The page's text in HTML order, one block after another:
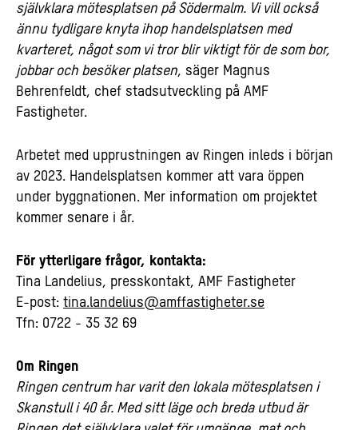
självklara mötesplatsen på Södermalm. Vi vill också
ännu tydligare knyta ihop handelsplatsen med
kvarteret, något som vi tror blir viktigt för de som bor,
jobbar och besöker platsen, säger Magnus
Behrenfeldt, chef stadsutveckling på AMF
Fastigheter.
Arbetet med upprustningen av Ringen inleds i början
av 2023. Handelsplatsen kommer att vara öppen
under byggnationen. Mer information om projektet
kommer senare i år.
För ytterligare frågor, kontakta:
Tina Landelius, presskontakt, AMF Fastigheter
E-post: tina.landelius@amffastigheter.se
Tfn: 0722 - 35 32 69
Om Ringen
Ringen centrum har varit den lokala mötesplatsen i
Skanstull i 40 år. Med sitt läge och breda utbud är